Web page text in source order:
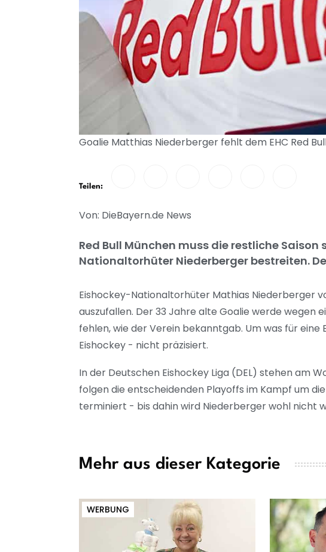
Goalie Matthias Niederberger fehlt dem EHC Red
Teilen:
Von: DieBayern.de News
Red Bull München muss die restliche
Nationaltorhüter Niederberger bestreiten.
Eishockey-Nationaltorhüter Mathias Niederberger
auszufallen. Der 33 Jahre alte Goalie werde
fehlen, wie der Verein bekanntgab. Um was für
Eishockey - nicht präzisiert.
In der Deutschen Eishockey Liga (DEL) stehen am
folgen die entscheidenden Playoffs im Kampf um
terminiert - bis dahin wird Niederberger wohl nicht
Mehr aus dieser Kategorie
WERBUNG